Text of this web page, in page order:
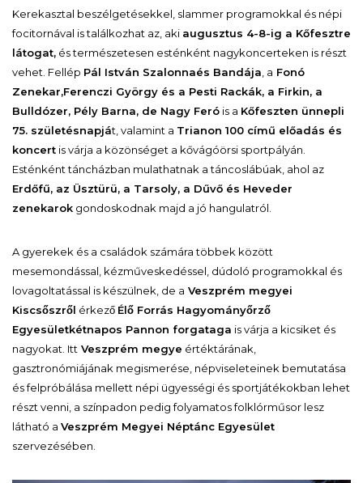
Kerekasztal beszélgetésekkel, slammer programokkal és népi
focitornával is találkozhat az, aki augusztus 4-8-ig a Kőfesztre
látogat, és természetesen esténként nagykoncerteken is részt
vehet. Fellép Pál István Szalonnaés Bandája , a Fonó
Zenekar,Ferenczi György és a Pesti Rackák, a Firkin, a
Bulldózer, Pély Barna, de Nagy Feró is a Kőfeszten ünnepli
75. születésnapját, valamint a Trianon 100 című előadás és
koncert is várja a közönséget a kővágóörsi sportpályán.
Esténként táncházban mulathatnak a táncoslábúak, ahol az
Erdőfű, az Üsztürü, a Tarsoly, a Dűvő és Heveder
zenekarok gondoskodnak majd a jó hangulatról.
A gyerekek és a családok számára többek között
mesemondással, kézműveskedéssel, dúdoló programokkal és
lovagoltatással is készülnek, de a Veszprém megyei
Kiscsőszről érkező Élő Forrás Hagyományőrző
Egyesületkétnapos Pannon forgataga is várja a kicsiket és
nagyokat. Itt Veszprém megye értéktárának,
gasztronómiájának megismerése, népviseleteinek bemutatása
és felpróbálása mellett népi ügyességi és sportjátékokban lehet
részt venni, a színpadon pedig folyamatos folklórműsor lesz
látható a Veszprém Megyei Néptánc Egyesület
szervezésében.